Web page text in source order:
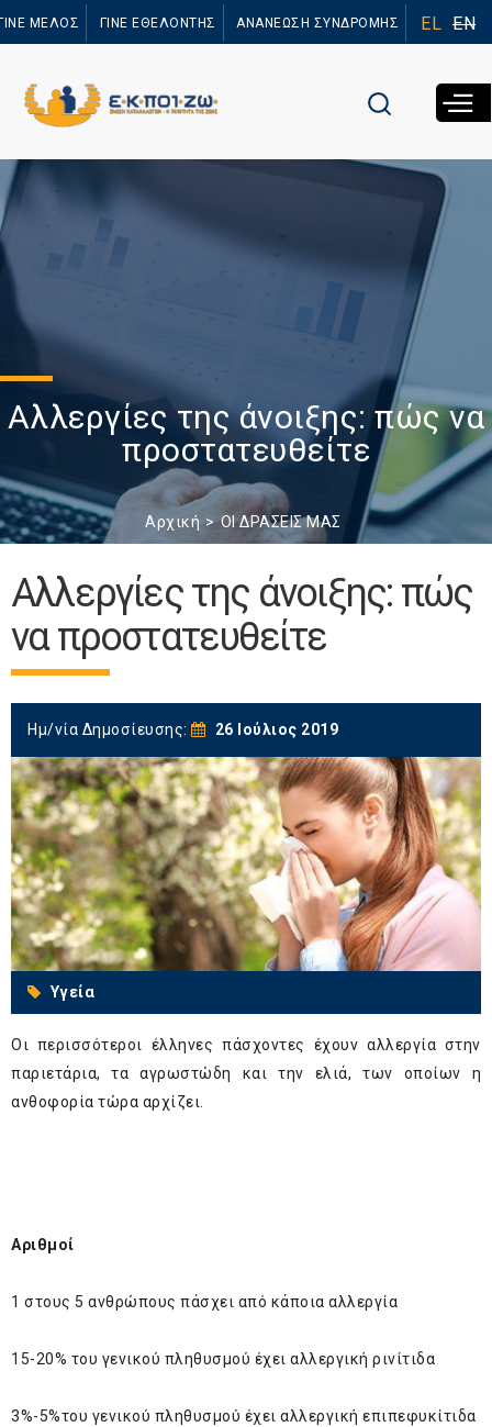
προς το
ΜΕΛΟΣ ΓΙΝΕ ΕΘΕΛΟΝΤΗΣ ΑΝΑΝΕΩΣΗ ΣΥΝΔΡΟΜΗΣ EL EN
Αλλεργίες της άνοιξης: πώς να
προστατευθείτε
Αρχική ΟΙ ΔΡΑΣΕΙΣ ΜΑΣ
Αλλεργίες της άνοιξης: πώς
να προστατευθείτε
Ημ/νία Δημοσίευσης: 26 Ιούλιος 2019
Υγεία
Οι περισσότεροι έλληνες πάσχοντες έχουν αλλεργία στην
παριετάρια, τα αγρωστώδη και την ελιά, των οποίων η
ανθοφορία τώρα αρχίζει.
Αριθμοί
1 στους 5 ανθρώπους πάσχει από κάποια αλλεργία
15-20% του γενικού πληθυσμού έχει αλλεργική ρινίτιδα
3%-5%του γενικού πληθυσμού έχει αλλεργική επιπεφυκίτιδα